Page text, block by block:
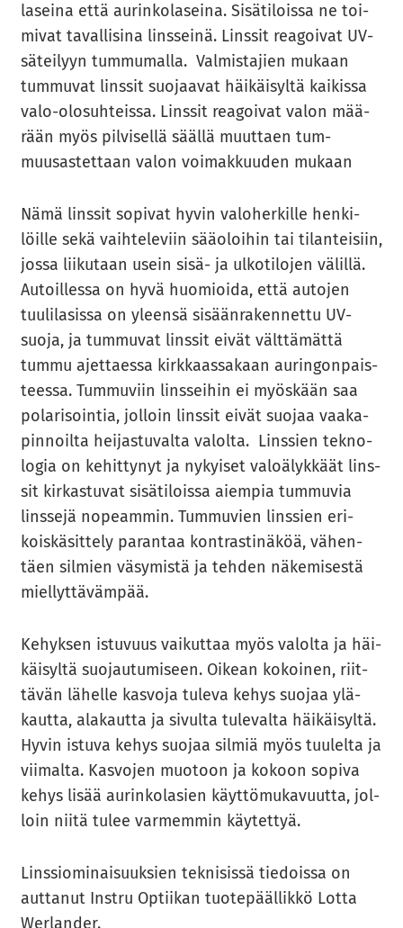
la­sei­na että au­rin­ko­la­sei­na. Si­sä­ti­lois­sa ne toi­
mi­vat ta­val­li­si­na lins­sei­nä. Lins­sit rea­goi­vat UV-​
säteilyyn tum­mu­mal­la. Val­mis­ta­jien mu­kaan
tum­mu­vat lins­sit suo­jaa­vat häi­käi­syl­tä kai­kis­sa
valo-​olosuhteissa. Lins­sit rea­goi­vat valon mää­
rään myös pil­vi­sel­lä sääl­lä muut­taen tum­
muusas­tet­taan valon voi­mak­kuu­den mu­kaan
Nämä lins­sit so­pi­vat hyvin va­lo­her­kil­le hen­ki­
löil­le sekä vaih­te­le­viin sää­oloi­hin tai ti­lan­tei­siin,
jossa lii­ku­taan usein sisä- ja ul­ko­ti­lo­jen vä­lil­lä.
Au­toil­les­sa on hyvä huo­mioi­da, että au­to­jen
tuu­li­la­sis­sa on yleen­sä si­sään­ra­ken­net­tu UV-​
suoja, ja tum­mu­vat lins­sit eivät vält­tä­mät­tä
tummu ajet­taes­sa kirk­kaas­sa­kaan au­rin­gon­pais­
tees­sa. Tum­mu­viin lins­sei­hin ei myös­kään saa
po­la­ri­soin­tia, jol­loin lins­sit eivät suo­jaa vaa­ka­
pin­noil­ta hei­jas­tu­val­ta va­lol­ta. Lins­sien tek­no­
lo­gia on ke­hit­ty­nyt ja ny­kyi­set va­lo­ä­lyk­käät lins­
sit kir­kas­tu­vat si­sä­ti­lois­sa ai­em­pia tum­mu­via
lins­se­jä no­peam­min. Tum­mu­vien lins­sien eri­
kois­kä­sit­te­ly pa­ran­taa kont­ras­ti­nä­köä, vä­hen­
täen sil­mien vä­sy­mis­tä ja teh­den nä­ke­mi­ses­tä
miel­lyt­tä­väm­pää.
Ke­hyk­sen is­tu­vuus vai­kut­taa myös va­lol­ta ja häi­
käi­syl­tä suo­jau­tu­mi­seen. Oi­kean ko­koi­nen, riit­
tä­vän lä­hel­le kas­vo­ja tu­le­va kehys suo­jaa ylä­
kaut­ta, ala­kaut­ta ja si­vul­ta tu­le­val­ta häi­käi­syl­tä.
Hyvin is­tu­va kehys suo­jaa sil­miä myös tuu­lel­ta ja
vii­mal­ta. Kas­vo­jen muo­toon ja ko­koon so­pi­va
kehys lisää au­rin­ko­la­sien käyt­tö­mu­ka­vuut­ta, jol­
loin niitä tulee var­mem­min käy­tet­tyä.
Lins­sio­mi­nai­suuk­sien tek­ni­sis­sä tie­dois­sa on
aut­ta­nut In­stru Op­tii­kan tuo­te­pääl­lik­kö Lotta
Werlander.